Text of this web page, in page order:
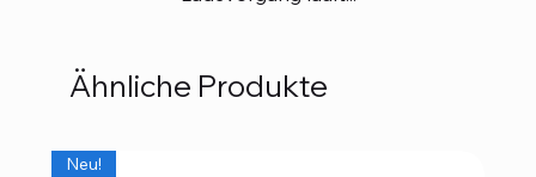
Ähnliche Produkte
Neu!